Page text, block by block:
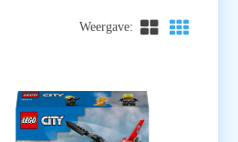
Weergave: